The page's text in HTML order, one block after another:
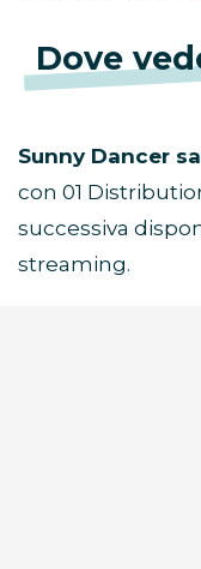
Dove
Sunny Dancer
con 01
successiva
streaming.